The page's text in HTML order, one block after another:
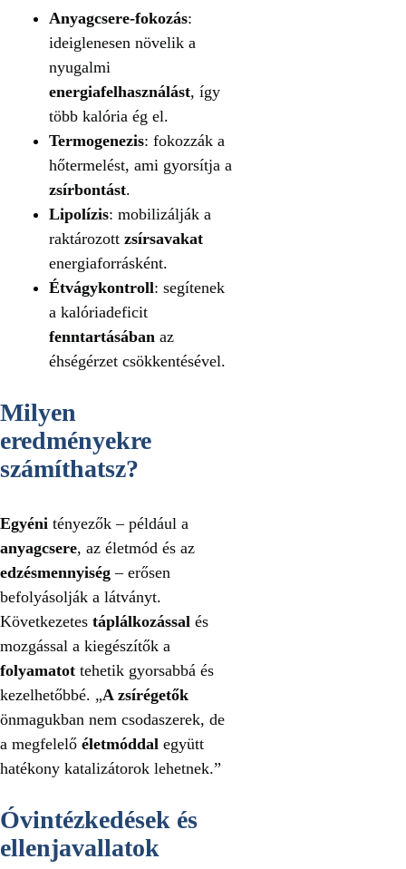
Anyagcsere‑fokozás:
ideiglenesen növelik a
nyugalmi
energiafelhasználást, így
több kalória ég el.
Termogenezis: fokozzák a
hőtermelést, ami gyorsítja a
zsírbontást.
Lipolízis: mobilizálják a
raktározott zsírsavakat
energiaforrásként.
Étvágykontroll: segítenek
a kalóriadeficit
fenntartásában az
éhségérzet csökkentésével.
Milyen
eredményekre
számíthatsz?
Egyéni tényezők – például a
anyagcsere, az életmód és az
edzésmennyiség – erősen
befolyásolják a látványt.
Következetes táplálkozással és
mozgással a kiegészítők a
folyamatot tehetik gyorsabbá és
kezelhetőbbé. „A zsírégetők
önmagukban nem csodaszerek, de
a megfelelő életmóddal együtt
hatékony katalizátorok lehetnek.”
Óvintézkedések és
ellenjavallatok